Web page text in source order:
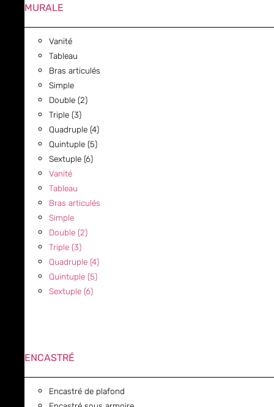
MURALE
Vanité
Tableau
Bras articulés
Simple
Double (2)
Triple (3)
Quadruple (4)
Quintuple (5)
Sextuple (6)
Vanité
Tableau
Bras articulés
Simple
Double (2)
Triple (3)
Quadruple (4)
Quintuple (5)
Sextuple (6)
ENCASTRÉ
Encastré de plafond